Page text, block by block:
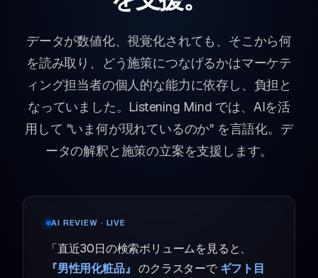
データが数値化、視覚化されても、そこから何
を読み取り、どう施策につなげるかはマーケテ
ィング担当者の個人的な能力に依存し、負担と
なっていました。Listening Mind では、AIを活
用して "いま何が現れているのか" を言語化。デ
ータの解釈と施策の立案を支援します。
AI REVIEW · LIVE
「直近30日の検索ボリュームを見ると、
『男性用化粧品』 のクラスターで ギフト目